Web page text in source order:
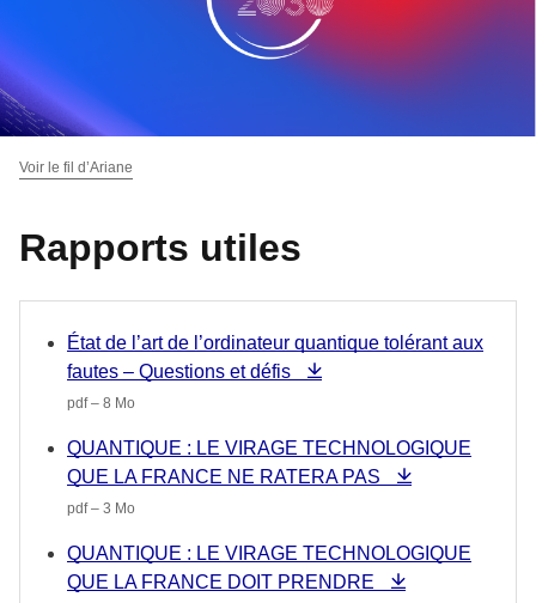
Voir le fil d’Ariane
Rapports utiles
État de l’art de l’ordinateur quantique tolérant aux
fautes – Questions et défis
pdf – 8 Mo
QUANTIQUE : LE VIRAGE TECHNOLOGIQUE
QUE LA FRANCE NE RATERA PAS
pdf – 3 Mo
QUANTIQUE : LE VIRAGE TECHNOLOGIQUE
QUE LA FRANCE DOIT PRENDRE